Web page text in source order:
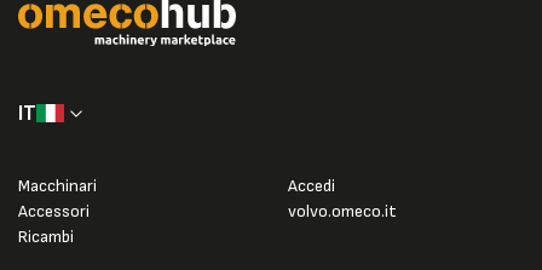
IT
Macchinari
Accessori
Ricambi
Accedi
volvo.omeco.it